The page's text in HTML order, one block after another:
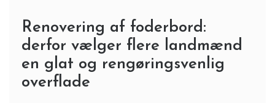
Renovering af foderbord:
derfor vælger flere landmænd
en glat og rengøringsvenlig
overflade